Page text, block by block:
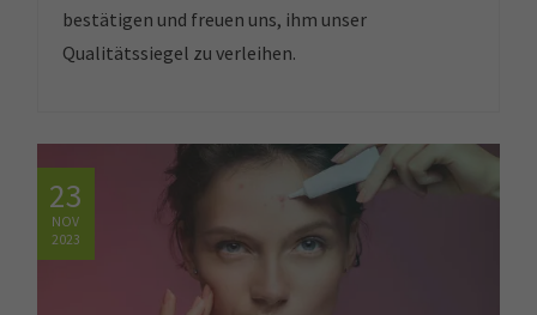
bestätigen und freuen uns, ihm unser
Qualitätssiegel zu verleihen.
23
NOV
2023